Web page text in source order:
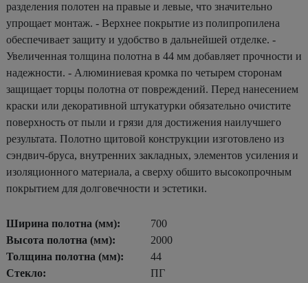
разделения полотен на правые и левые, что значительно
упрощает монтаж. - Верхнее покрытие из полипропилена
обеспечивает защиту и удобство в дальнейшей отделке. -
Увеличенная толщина полотна в 44 мм добавляет прочности и
надежности. - Алюминиевая кромка по четырем сторонам
защищает торцы полотна от повреждений. Перед нанесением
краски или декоративной штукатурки обязательно очистите
поверхность от пыли и грязи для достижения наилучшего
результата. Полотно щитовой конструкции изготовлено из
сэндвич-бруса, внутренних закладных, элементов усиления и
изоляционного материала, а сверху обшито высокопрочным
покрытием для долговечности и эстетики.
Ширина полотна (мм):
700
Высота полотна (мм):
2000
Толщина полотна (мм):
44
Стекло:
ПГ